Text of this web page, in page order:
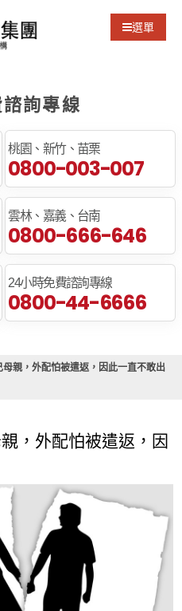
選單
詢專線
桃園、新竹、苗栗
0800-003-007
雲林、嘉義、台南
0800-666-646
24小時免費諮詢專線
0800-44-6666
親，外配怕被遣返，因此一直不敢出
，外配怕被遣返，因